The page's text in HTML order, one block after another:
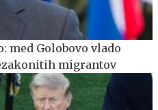
med Golobovo vlado
migrantov